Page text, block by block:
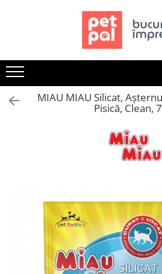
Câini
Hrană Uscată Câini
Câine Junior
Recompense Câini
MIAU MIAU Silicat,
Pisică, Clean,